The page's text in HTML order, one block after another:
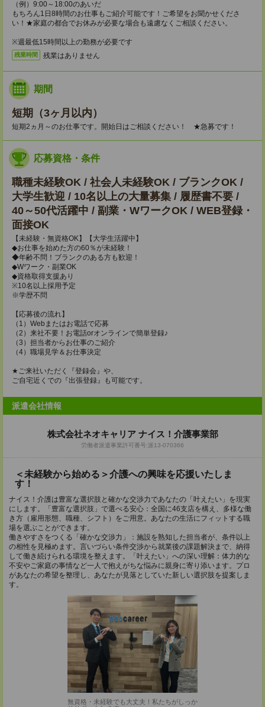
（例）9:00～18:00のあいだ
もちろん1日8時間のお仕事もご紹介可能です！ご希望をお聞かせくださ
い！★家庭の都合でお休みが必要な場合も遠慮なくご相談ください。
※週最低15時間以上の勤務が必要です
残業時間 残業はありません
期間
短期（3ヶ月以内）
短期2ヵ月～のお仕事です。開始日はご相談ください！ ★急募です！
応募資格・条件
職種未経験OK / 社会人未経験OK / ブランクOK /
大学生歓迎 / 10名以上の大量募集 / 履歴書不要 /
40～50代活躍中 / 副業・WワークOK / WEB登録・
面接OK
【未経験・無資格OK】【大学生活躍中】
◆お仕事を始めた方の60％が未経験！
◆年齢不問！ブランクのある方も歓迎！
◆Wワーク・副業OK
◆資格取得支援あり
※10名以上採用予定
※学歴不問
【応募後の流れ】
（1）Webまたはお電話で応募
（2）来社不要！お電話orオンラインで簡単登録♪
（3）担当者からお仕事のご紹介
（4）職場見学＆お仕事決定
★ご来社いただく『登録会』や、
ご自宅近くでの『出張登録』も可能です。
派遣会社情報
株式会社ネオキャリア ナイス！介護事業部
労働者派遣事業許可番号:派13-070366
＜未経験から始める＞介護への興味を応援いたしま
す！
ナイス！介護は豊富な選択肢と確かな交渉力であなたの「叶えたい」を現実
にします。「豊富な選択肢」で選べる安心：全国に46支店を構え、多様な働
き方（雇用形態、職種、シフト）をご用意。あなたの生活にフィットする職
場を選ぶことができます。
働きやすさをつくる「確かな交渉力」：施設を熟知した担当者が、条件以上
の相性を見極めます。言いづらい条件交渉から就業後の課題解決まで、納得
して働き続けられる環境を整えます。「叶えたい」への深い理解：体力的な
不安やご家庭の事情など一人で抱えがちな悩みに親身に寄り添います。プロ
があなたの希望を整理し、あなたが見落としていた新しい選択肢を提案しま
す。
無資格・未経験でも大丈夫！私たちがしっか